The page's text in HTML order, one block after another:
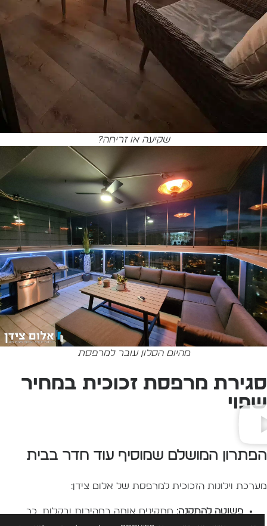
שקיעה או זריחה?
מהיום הסלון עובר למרפסת
מרפסת זכוכית במחיר
המושלם שמוסיף עוד חדר בבית
וילונות הזכוכית למרפסת של אלום צידן:
פשוטה להתקנה:מתקינים אותה במהירות ובקלות, כך